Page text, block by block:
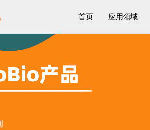
首页 应用领域